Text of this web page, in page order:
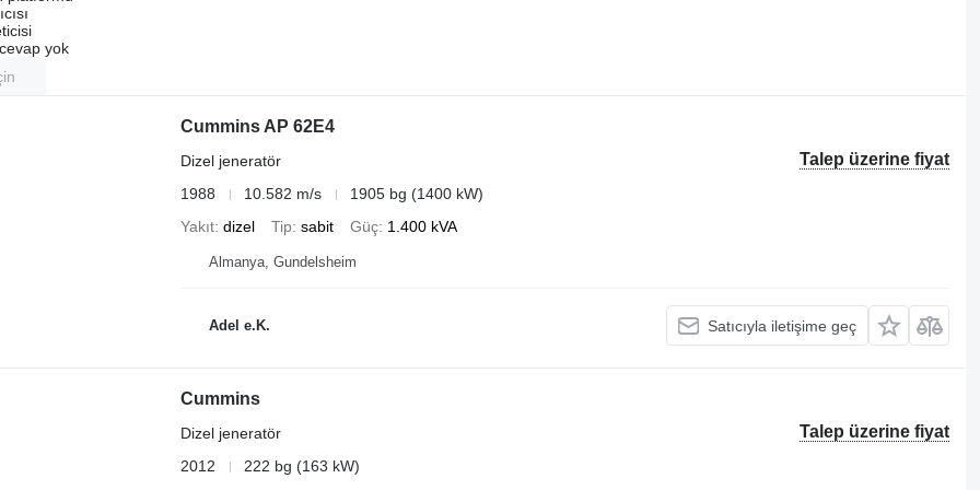
yok
Cummins AP 62E4
Talep üzerine fiyat
Dizel jeneratör
1988
10.582 m/s
1905 bg (1400 kW)
Yakıt dizel Tip sabit Güç 1.400 kVA
Almanya, Gundelsheim
Adel e.K. Satıcıyla iletişime geç
Cummins
Talep üzerine fiyat
Dizel jeneratör
2012
222 bg (163 kW)